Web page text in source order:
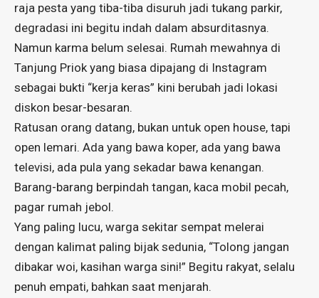
raja pesta yang tiba-tiba disuruh jadi tukang parkir,
degradasi ini begitu indah dalam absurditasnya.
Namun karma belum selesai. Rumah mewahnya di
Tanjung Priok yang biasa dipajang di Instagram
sebagai bukti “kerja keras” kini berubah jadi lokasi
diskon besar-besaran.
Ratusan orang datang, bukan untuk open house, tapi
open lemari. Ada yang bawa koper, ada yang bawa
televisi, ada pula yang sekadar bawa kenangan.
Barang-barang berpindah tangan, kaca mobil pecah,
pagar rumah jebol.
Yang paling lucu, warga sekitar sempat melerai
dengan kalimat paling bijak sedunia, “Tolong jangan
dibakar woi, kasihan warga sini!” Begitu rakyat, selalu
penuh empati, bahkan saat menjarah.